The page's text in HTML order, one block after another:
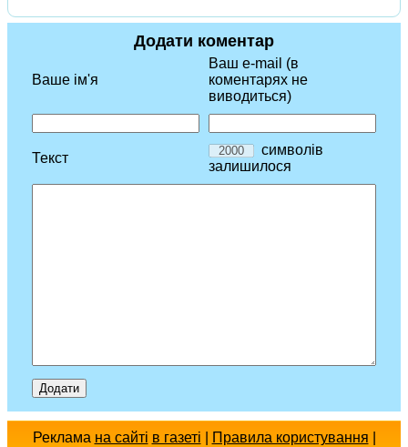
Додати коментар
Ваше ім'я
Ваш e-mail (в
коментарях не
виводиться)
Текст
символів
залишилося
Реклама на сайті в газеті Правила користування